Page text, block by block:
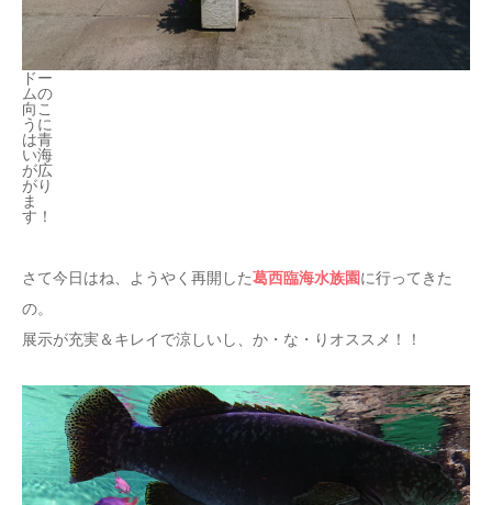
ドー
ムの
向こ
うに
は青
い海
が広
がり
ま
す！
さて今日はね、ようやく再開した葛西臨海水族園に行ってきた
の。
展示が充実＆キレイで涼しいし、か・な・りオススメ！！